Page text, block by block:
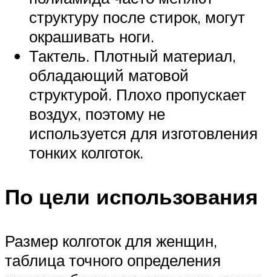
структуру после стирок, могут
окрашивать ноги.
Тактель. Плотный материал,
обладающий матовой
структурой. Плохо пропускает
воздух, поэтому не
используется для изготовления
тонких колготок.
По цели использования
Размер колготок для женщин,
таблица точного определения